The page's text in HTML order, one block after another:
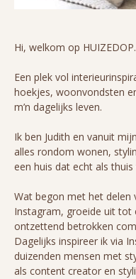
Hi, welkom op HUIZEDOP.
Een plek vol
hoekjes, woonvondsten
m’n dagelijks leven.
Ik ben Judith en vanuit
alles rondom wonen,
een huis dat echt als thuis
Wat begon met het delen
Instagram, groeide uit
ontzettend betrokken
Dagelijks inspireer ik via
duizenden mensen met
als content creator en